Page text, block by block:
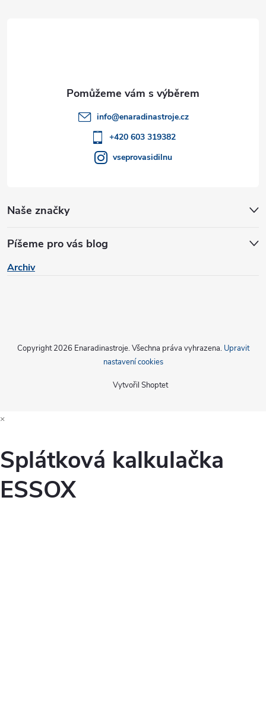
Naše značky
Píšeme pro vás blog
Archiv
info@enaradinastroje.cz
+420 603 319382
vseprovasidilnu
Vytvořil Shoptet
Copyright 2026 Enaradinastroje. Všechna práva vyhrazena. Upravit
nastavení cookies
×
Splátková kalkulačka
ESSOX